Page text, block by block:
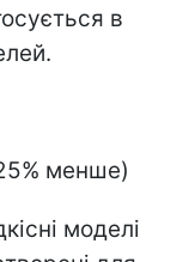
в
менше)
моделі